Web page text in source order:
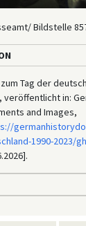
Bildstelle
Tag der
veröffentlicht in:
and Images,
1990-2023/